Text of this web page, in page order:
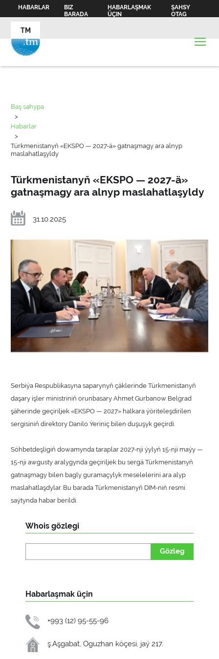
HABARLAR
BIZ
BARADA
HABARLAŞMAK
ÜÇIN
ŞAHSY
OTAG
TM
Baş sahypa
>
Habarlar
>
Türkmenistanyň «EKSPO — 2027-ä» gatnaşmagy ara alnyp
maslahatlaşyldy
Türkmenistanyň «EKSPO — 2027-ä»
gatnaşmagy ara alnyp maslahatlaşyldy
31.10.2025
Serbiýa Respublikasyna saparynyň çäklerinde Türkmenistanyň
daşary işler ministriniň orunbasary Ahmet Gurbanow Belgrad
şäherinde geçiriljek «EKSPO — 2027» halkara ýöriteleşdirilen
sergisiniň direktory Danilo Ýeriniç bilen duşuşyk geçirdi.
Söhbetdeşligiň dowamynda taraplar 2027-nji ýylyň 15-nji maýy —
15-nji awgusty aralygynda geçiriljek bu sergä Türkmenistanyň
gatnaşmagy bilen bagly guramaçylyk meselelerini ara alyp
maslahatlaşdylar. Bu barada Türkmenistanyň DIM-niň resmi
saýtynda habar berildi.
Whois gözlegi
Gözleg
Habarlaşmak üçin
+993 (12) 95-55-96
ş.Aşgabat, Oguzhan köçesi, jaý 217.